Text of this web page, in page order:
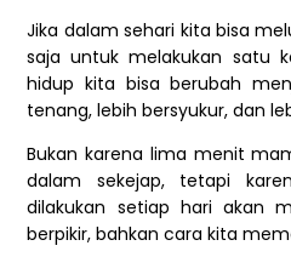
Jika dalam sehari kita bisa
saja untuk melakukan satu
hidup kita bisa berubah
tenang, lebih bersyukur, dan
Bukan karena lima menit
dalam sekejap, tetapi
dilakukan setiap hari akan
berpikir, bahkan cara kita